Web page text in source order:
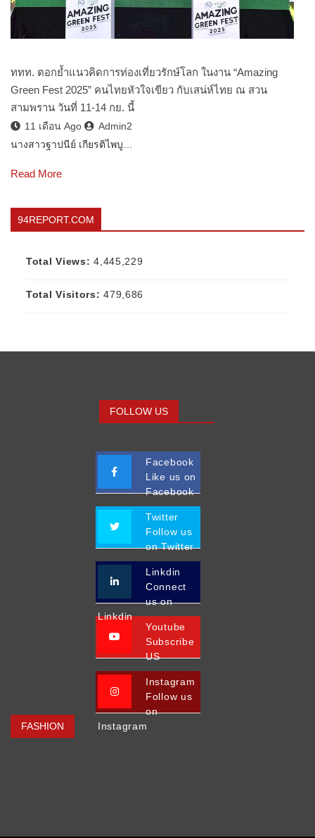
ททท. ตอกย้ำแนวคิดการท่องเที่ยวรักษ์โลก ในงาน “Amazing
Green Fest 2025” คนไทยหัวใจเขียว กับเสน่ห์ไทย ณ สวน
สามพราน วันที่ 11-14 กย. นี้
11 เดือน Ago
Admin2
นางสาวฐาปนีย์ เกียรติไพบู…
Read More
94REPORT.COM
Total Views:4,445,229
Total Visitors:479,686
FASHION
FOLLOW US
Facebook
Like us on
Facebook
Twitter
Follow us
on Twitter
Linkdin
Connect
us on
Linkdin
Youtube
Subscribe
US
Instagram
Follow us
on
Instagram